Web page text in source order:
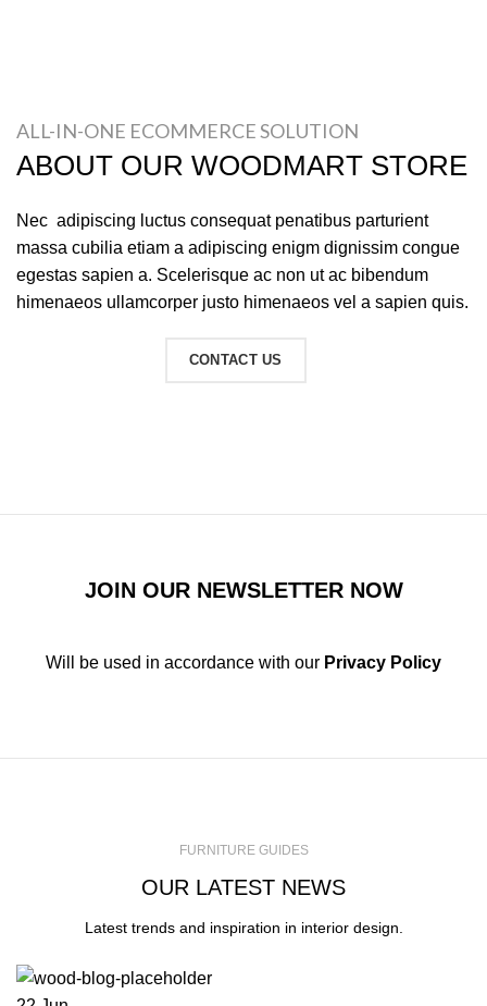
ALL-IN-ONE ECOMMERCE SOLUTION
ABOUT OUR WOODMART STORE
Nec adipiscing luctus consequat penatibus parturient
massa cubilia etiam a adipiscing enigm dignissim congue
egestas sapien a. Scelerisque ac non ut ac bibendum
himenaeos ullamcorper justo himenaeos vel a sapien quis.
CONTACT US
JOIN OUR NEWSLETTER NOW
Will be used in accordance with our Privacy Policy
FURNITURE GUIDES
OUR LATEST NEWS
Latest trends and inspiration in interior design.